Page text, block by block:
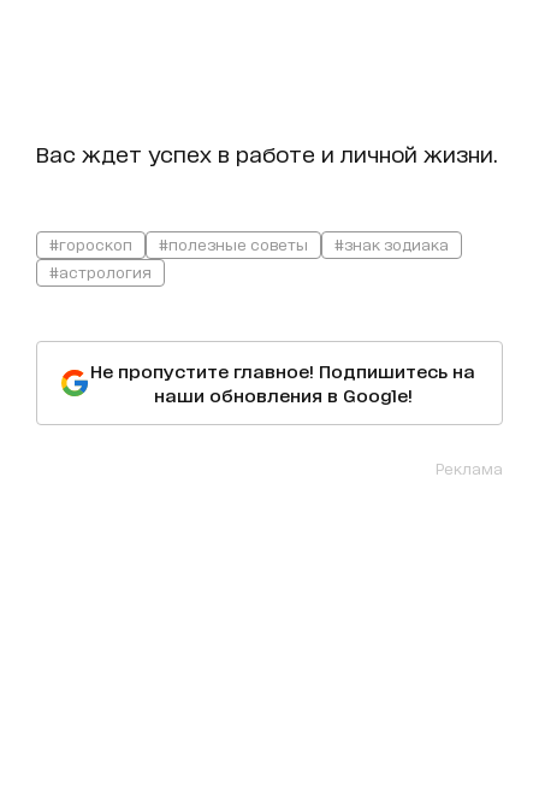
Вас ждет успех в работе и личной жизни.
#гороскоп #полезные советы
#знак зодиака
#астрология
Не пропустите главное! Подпишитесь на
наши обновления в Google!
Реклама